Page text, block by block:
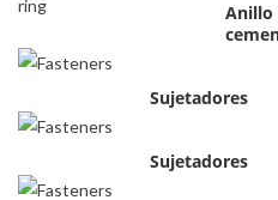
Anillo
Sujetadores
Sujetadores